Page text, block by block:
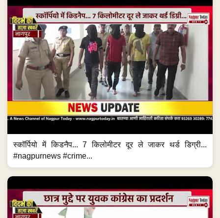
स्कॉर्पियो में किडनैप... 7 किलोमीटर दूर ले जाकर थर्ड डिग्री...
#nagpurnews #crime...